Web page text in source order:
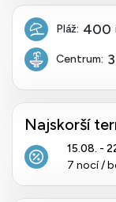
Pláž: 400
Centrum:
Najskorší
15.08. -
7 nocí /